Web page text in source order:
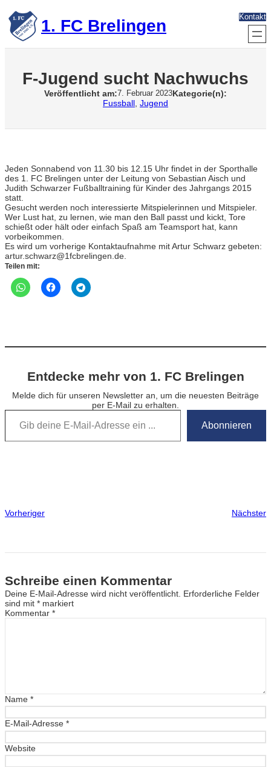
Zum
Inhalt
springen 1. FC Brelingen Kontakt
F-Jugend sucht Nachwuchs
Veröffentlicht am:7. Februar 2023Kategorie(n):
Fussball Jugend
Jeden Sonnabend von 11.30 bis 12.15 Uhr findet in der Sporthalle
des 1. FC Brelingen unter der Leitung von Sebastian Aisch und
Judith Schwarzer Fußballtraining für Kinder des Jahrgangs 2015
statt.
Gesucht werden noch interessierte Mitspielerinnen und Mitspieler.
Wer Lust hat, zu lernen, wie man den Ball passt und kickt, Tore
schießt oder hält oder einfach Spaß am Teamsport hat, kann
vorbeikommen.
Es wird um vorherige Kontaktaufnahme mit Artur Schwarz gebeten:
artur.schwarz@1fcbrelingen.de.
Teilen mit:
Entdecke mehr von 1. FC Brelingen
Melde dich für unseren Newsletter an, um die neuesten Beiträge
per E-Mail zu erhalten.
Gib deine E-Mail-Adresse ein …
Abonnieren
Vorheriger Nächster
Schreibe einen Kommentar
Deine E-Mail-Adresse wird nicht veröffentlicht. Erforderliche Felder
sind mit * markiert
Kommentar *
Name *
E-Mail-Adresse *
Website